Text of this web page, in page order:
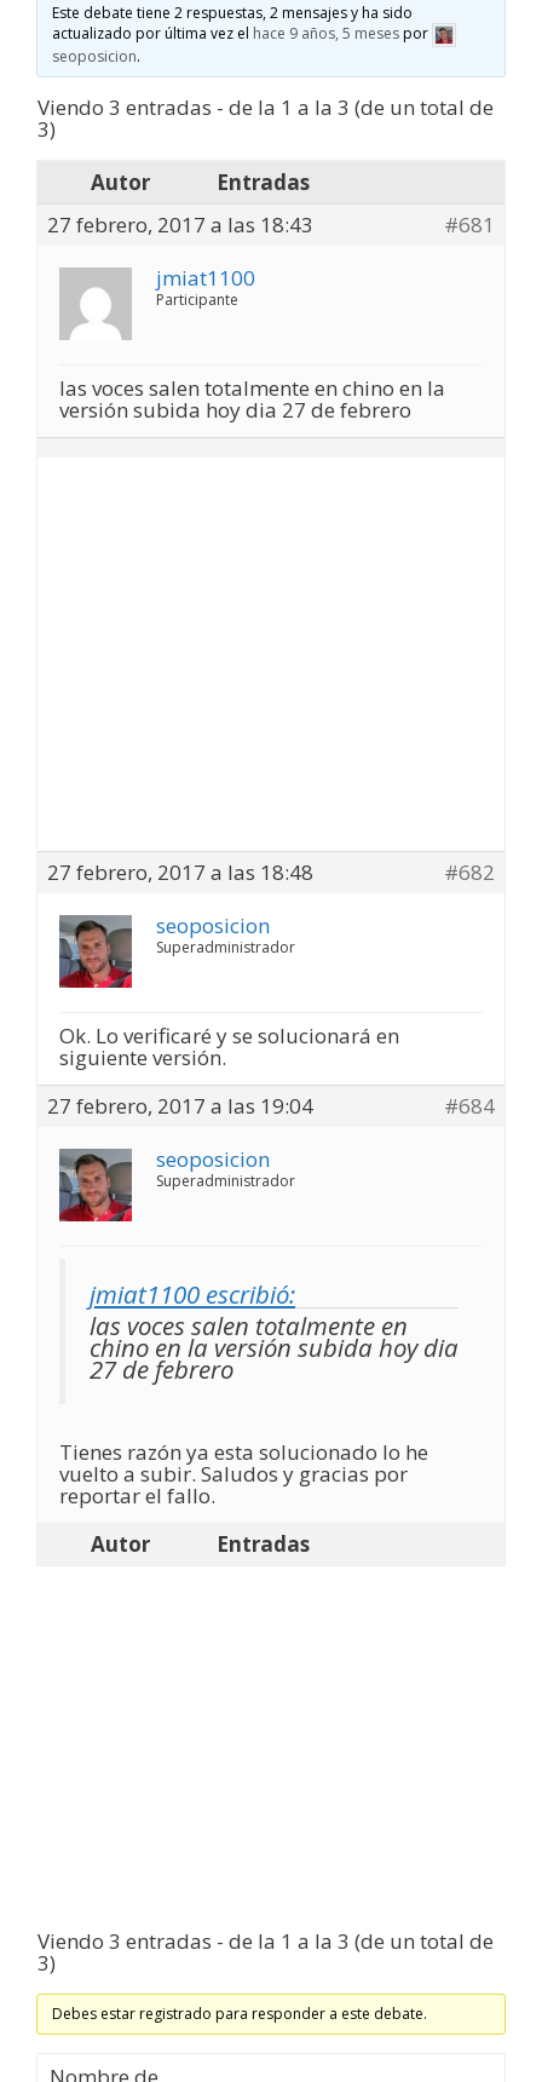
Este debate tiene 2 respuestas, 2 mensajes y ha sido
actualizado por última vez el hace 9 años, 5 mesespor
seoposicion.
Viendo 3 entradas - de la 1 a la 3 (de un total de
3)
Autor
Entradas
27 febrero, 2017 a las 18:43
#681
jmiat1100
Participante
las voces salen totalmente en chino en la
versión subida hoy dia 27 de febrero
27 febrero, 2017 a las 18:48
#682
seoposicion
Superadministrador
Ok. Lo verificaré y se solucionará en
siguiente versión.
27 febrero, 2017 a las 19:04
#684
seoposicion
Superadministrador
jmiat1100 escribió:
las voces salen totalmente en
chino en la versión subida hoy dia
27 de febrero
Tienes razón ya esta solucionado lo he
vuelto a subir. Saludos y gracias por
reportar el fallo.
Autor
Entradas
Viendo 3 entradas - de la 1 a la 3 (de un total de
3)
Debes estar registrado para responder a este debate.